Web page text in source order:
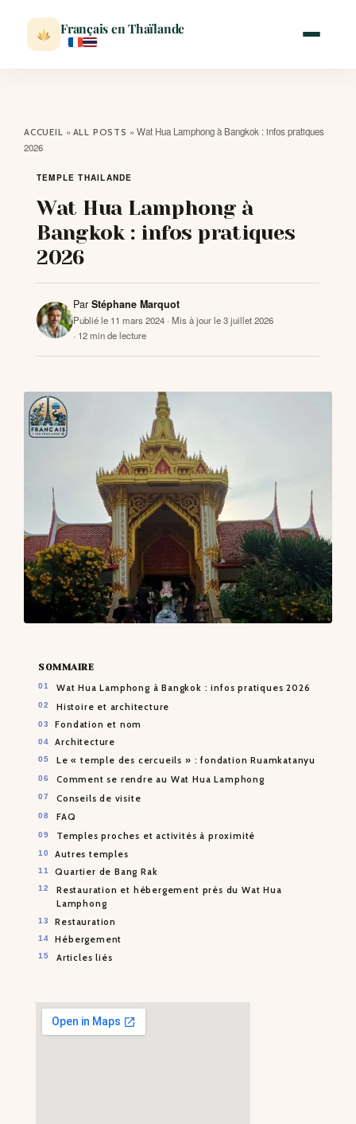
Français en Thaïlande
VISITER
MÉTÉO
EXPATRIATION
BLOG
ACCUEIL » ALL POSTS » Wat Hua Lamphong à Bangkok : infos pratiques
2026
TEMPLE THAILANDE
Wat Hua Lamphong à
Bangkok : infos pratiques
2026
Par Stéphane Marquot
Publié le 11 mars 2024 · Mis à jour le 3 juillet 2026
· 12 min de lecture
SOMMAIRE
Wat Hua Lamphong à Bangkok : infos pratiques 2026
Histoire et architecture
Fondation et nom
Architecture
Le « temple des cercueils » : fondation Ruamkatanyu
Comment se rendre au Wat Hua Lamphong
Conseils de visite
FAQ
Temples proches et activités à proximité
Autres temples
Quartier de Bang Rak
Restauration et hébergement près du Wat Hua
Lamphong
Restauration
Hébergement
Articles liés